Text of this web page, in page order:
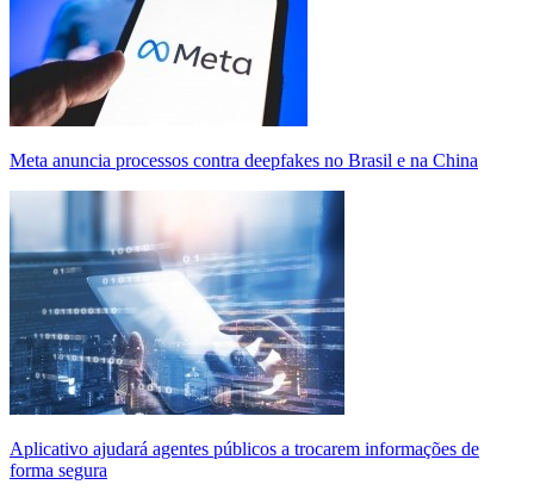
Meta anuncia processos contra deepfakes no Brasil e na China
Aplicativo ajudará agentes públicos a trocarem informações de
forma segura